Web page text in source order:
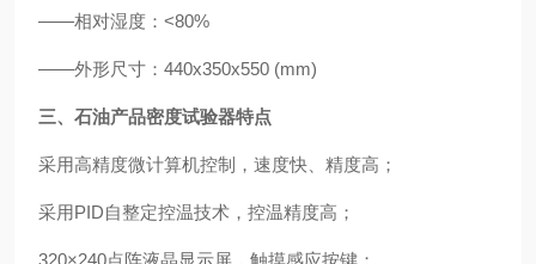
——相对湿度：<80%
——外形尺寸：440x350x550 (mm)
三、石油产品密度试验器特点
采用高精度微计算机控制，速度快、精度高；
采用PID自整定控温技术，控温精度高；
320×240点阵液晶显示屏，触摸感应按键；